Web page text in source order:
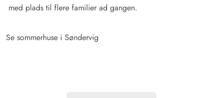
med plads til flere familier ad gangen.
Se sommerhuse i Søndervig